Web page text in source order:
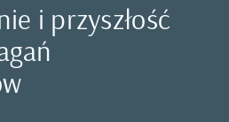
i przyszłość